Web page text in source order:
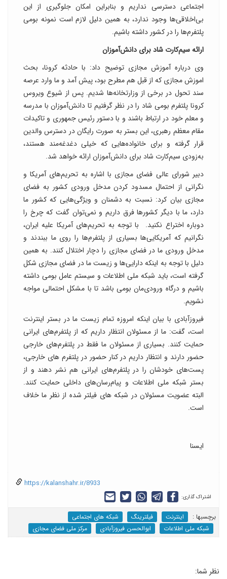
اجتماعی دسترسی نداریم و بنابراین امکان جلوگیری از این
بی‌اخلاقی‌ها وجود ندارد، به همین دلیل لازم است نمونه بومی
پلتفرم‌ها را در کشور داشته باشیم.
ارائه سیم‌کارت شاد برای دانش‌آموزان
وی درباره آموزش مجازی توضیح داد: با حادثه کرونا، بحث
اموزش مجازی که از قبل هم مطرح بود، پیش آمد و ما وارد عرصه
سند تحول در برخی از وزارتخانه‌ها شدیم. پس از شیوع ویروس
کرونا پلتفرم بومی شاد را در نظر گرفتیم تا دانش‌آموزان با مدرسه
و معلم خود در ارتباط باشند و با دستور رئیس جمهوری و تاکیدات
مقام معظم رهبری، این بستر به صورت رایگان در دسترس والدین
قرار گرفته و برای خانواده‌هایی که خیلی دغدغه‌مند هستند،
به‌زودی سیم‌کارت شاد برای دانش‌آموزان ارائه خواهد شد.
دبیر شورای عالی فضای مجازی با اشاره به تحریم‌های آمریکا و
نگرانی از احتمال مسدود کردن مدخل ورودی کشور به فضای
مجازی بیان کرد: نسبت به دشمنان و ویژگی‌هایی که کشور ما
دارد، ما با دیگر کشورها فرق داریم و نمی‌توان گفت که چرخ را
دوباره اختراع نکنید. با توجه به تحریم‌های آمریکا علیه ایران،
نگرانیم که آمریکایی‌ها بسیاری از پلتفرم‌ها را روی ما ببندند و
مدخل ورودی ما در فضای مجازی را دچار اختلال کنند. به همین
دلیل با توجه به اینکه دارایی‌ها و زیست ما در فضای مجازی شکل
گرفته است، باید شبکه ملی اطلاعات و سیستم عامل بومی داشته
باشیم و درگاه ورودی‌مان بومی باشد تا با مشکل احتمالی مواجه
نشویم.
فیروزآبادی با بیان اینکه امروزه تمام زیست ما در بستر اینترنت
است، گفت: ما از مسئولان انتظار داریم که از پلتفرم‌های ایرانی
حمایت کنند. بسیاری از مسئولان ما فقط در پلتفرم‌های خارجی
حضور دارند و انتظار داریم در کنار حضور در پلتفرم های خارجی،
پست‌های خودشان را در پلتفرم‌های ایرانی هم نشر دهند و از
بستر شبکه ملی اطلاعات و پیام‌رسان‌های داخلی حمایت کنند.
البته عضویت مسئولان در شبکه های فیلتر شده از نظر ما خلاف
است.
ایسنا
https://kalanshahr.ir/8933
اشتراک گذاری:
برچسب‎ها : اینترنت فیلترینگ
شبکه های اجتماعی
شبکه ملی اطلاعات
ابوالحسن فیروزآبادی مرکز ملی فضای مجازی
نظر شما: